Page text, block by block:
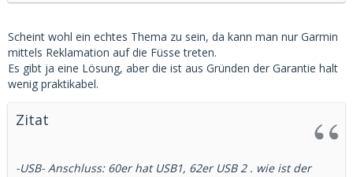
Scheint wohl ein echtes Thema zu sein, da kann man nur Garmin
mittels Reklamation auf die Füsse treten.
Es gibt ja eine Lösung, aber die ist aus Gründen der Garantie halt
wenig praktikabel.
Zitat
-USB- Anschluss: 60er hat USB1, 62er USB 2 . wie ist der